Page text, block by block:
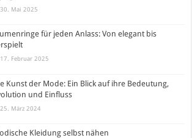
30. Mai 2025
für jeden Anlass: Von elegant bis
17. Februar 2025
Kunst der Mode: Ein Blick auf ihre Bedeutung,
und Einfluss
25. März 2024
Kleidung selbst nähen